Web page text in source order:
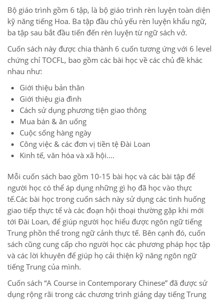
Bộ giáo trình gồm 6 tập, là bộ giáo trình rèn luyện toàn diện
kỹ năng tiếng Hoa. Ba tập đầu chủ yếu rèn luyện khẩu ngữ,
ba tập sau bắt đầu tiến đến rèn luyện từ ngữ sách vở.
Cuốn sách này được chia thành 6 cuốn tương ứng với 6 level
chứng chỉ TOCFL, bao gồm các bài học về các chủ đề khác
nhau như:
Giới thiệu bản thân
Giới thiệu gia đình
Cách sử dụng phương tiện giao thông
Mua bán & ăn uống
Cuộc sống hàng ngày
Công việc & các đơn vị tiền tệ Đài Loan
Kinh tế, văn hóa và xã hội….
Mỗi cuốn sách bao gồm 10-15 bài học và các bài tập để
người học có thể áp dụng những gì họ đã học vào thực
tế.Các bài học trong cuốn sách này sử dụng các tình huống
giao tiếp thực tế và các đoạn hội thoại thường gặp khi mới
tới Đài Loan, để giúp người học hiểu được ngôn ngữ tiếng
Trung phồn thể trong ngữ cảnh thực tế. Bên cạnh đó, cuốn
sách cũng cung cấp cho người học các phương pháp học tập
và các lời khuyên để giúp họ cải thiện kỹ năng ngôn ngữ
tiếng Trung của mình.
Cuốn sách “A Course in Contemporary Chinese” đã được sử
dụng rộng rãi trong các chương trình giảng dạy tiếng Trung